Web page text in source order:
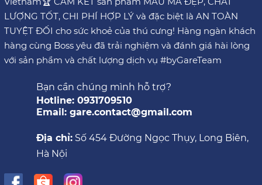
LƯỢNG TỐT, CHI PHÍ HỢP LÝ và đặc biệt là AN TOÀN
TUYỆT ĐỐI cho sức khoẻ của thú cưng! Hàng ngàn khách
hàng cùng Boss yêu đã trải nghiệm và đánh giá hài lòng
với sản phẩm và chất lượng dịch vụ #byGareTeam
Bạn cần chúng mình hỗ trợ?
Hotline: 0931709510
Email: gare.contact@gmail.com
Địa chỉ: Số 454 Đường Ngọc Thụy, Long Biên,
Hà Nội